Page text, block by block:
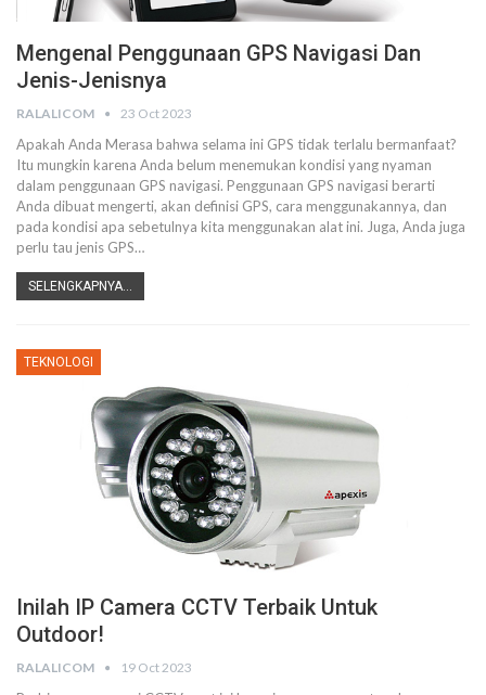
Mengenal Penggunaan GPS Navigasi Dan
Jenis-Jenisnya
RALALICOM 23 Oct 2023
Apakah Anda Merasa bahwa selama ini GPS tidak terlalu bermanfaat?
Itu mungkin karena Anda belum menemukan kondisi yang nyaman
dalam penggunaan GPS navigasi. Penggunaan GPS navigasi berarti
Anda dibuat mengerti, akan definisi GPS, cara menggunakannya, dan
pada kondisi apa sebetulnya kita menggunakan alat ini. Juga, Anda juga
perlu tau jenis GPS…
SELENGKAPNYA...
TEKNOLOGI
Inilah IP Camera CCTV Terbaik Untuk
Outdoor!
RALALICOM 19 Oct 2023